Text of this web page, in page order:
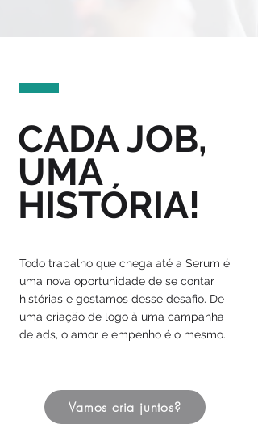
CADA JOB,
UMA
HISTÓRIA!
Todo trabalho que chega até a Serum é
uma nova oportunidade de se contar
histórias e gostamos desse desafio. De
uma criação de logo à uma campanha
de ads, o amor e empenho é o mesmo.
Vamos cria juntos?